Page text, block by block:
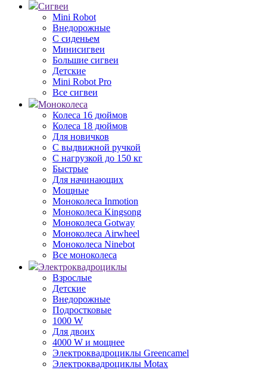
Сигвеи
Mini Robot
Внедорожные
С сиденьем
Минисигвеи
Большие сигвеи
Детские
Mini Robot Pro
Все сигвеи
Моноколеса
Колеса 16 дюймов
Колеса 18 дюймов
Для новичков
С выдвижной ручкой
С нагрузкой до 150 кг
Быстрые
Для начинающих
Мощные
Моноколеса Inmotion
Моноколеса Kingsong
Моноколеса Gotway
Моноколеса Airwheel
Моноколеса Ninebot
Все моноколеса
Электроквадроциклы
Взрослые
Детские
Внедорожные
Подростковые
1000 W
Для двоих
4000 W и мощнее
Электроквадроциклы Greencamel
Электроквадроциклы Motax